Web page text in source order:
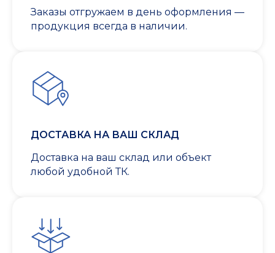
Заказы отгружаем в день оформления —
продукция всегда в наличии.
ДОСТАВКА НА ВАШ СКЛАД
Доставка на ваш склад или объект
любой удобной ТК.